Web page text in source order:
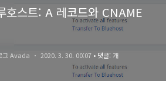
호스트: A 레코드와 CNAME
그 Avada 2020. 3. 30. 00:07 • 댓글: 개